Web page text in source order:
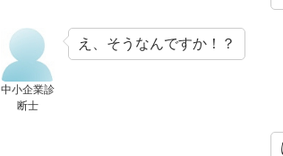
中小企業診
断士
え、そうなんですか！？